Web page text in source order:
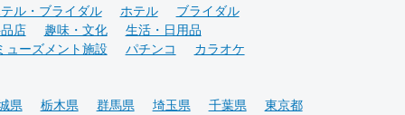
ル・ブライダル ホテル
ブライダル
店 趣味・文化
生活・日用品
ューズメント施設 パチンコ
カラオケ
県 栃木県 群馬県 埼玉県 千葉県
東京都